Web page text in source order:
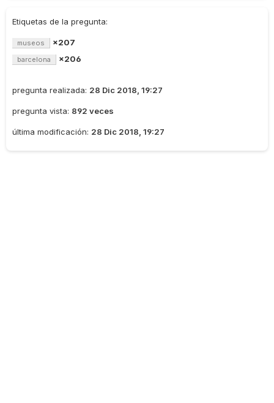
Etiquetas de la pregunta:
museos ×207
barcelona ×206
pregunta realizada: 28 Dic 2018, 19:27
pregunta vista: 892 veces
última modificación: 28 Dic 2018, 19:27